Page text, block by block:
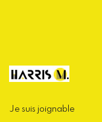
Je suis joignable